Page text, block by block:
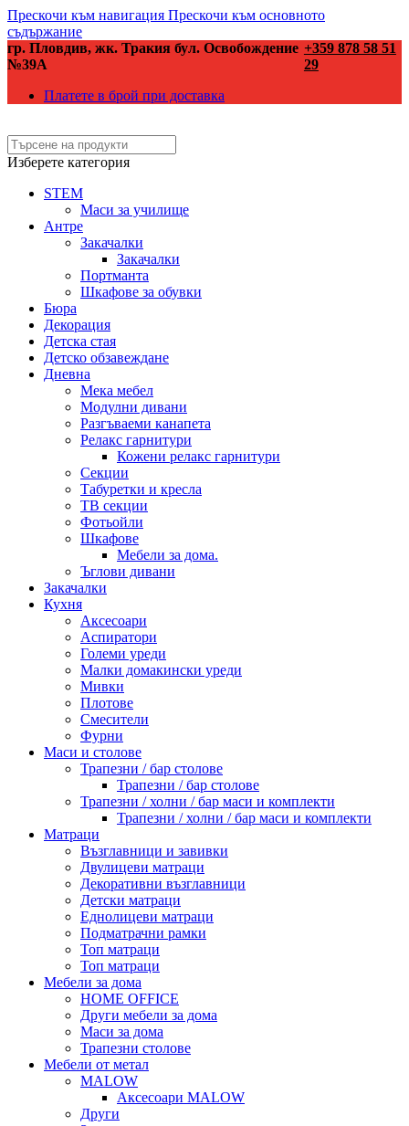
Прескочи към навигация Прескочи към основното
съдържание
гр. Пловдив, жк. Тракия бул. Освобождение
№39А
+359 878 58 51
29
Платете в брой при доставка
Изберете категория
STEM
Маси за училище
Антре
Закачалки
Закачалки
Портманта
Шкафове за обувки
Бюра
Декорация
Детска стая
Детско обзавеждане
Дневна
Мека мебел
Модулни дивани
Разгъваеми канапета
Релакс гарнитури
Кожени релакс гарнитури
Секции
Табуретки и кресла
ТВ секции
Фотьойли
Шкафове
Мебели за дома.
Ъглови дивани
Закачалки
Кухня
Аксесоари
Аспиратори
Големи уреди
Малки домакински уреди
Мивки
Плотове
Смесители
Фурни
Маси и столове
Трапезни / бар столове
Трапезни / бар столове
Трапезни / холни / бар маси и комплекти
Трапезни / холни / бар маси и комплекти
Матраци
Възглавници и завивки
Двулицеви матраци
Декоративни възглавници
Детски матраци
Еднолицеви матраци
Подматрачни рамки
Топ матраци
Топ матраци
Мебели за дома
HOME OFFICE
Други мебели за дома
Маси за дома
Трапезни столове
Мебели от метал
MALOW
Аксесоари MALOW
Други